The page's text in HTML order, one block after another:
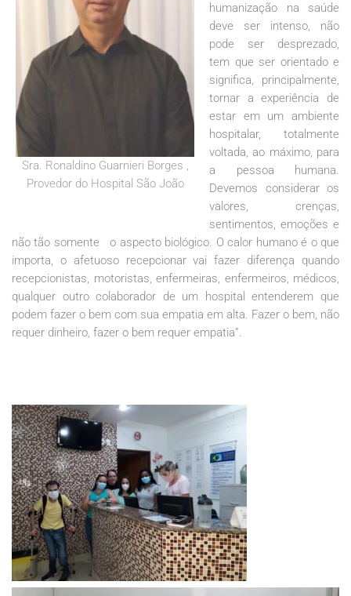
Sra. Ronaldino Guarnieri Borges ,
Provedor do Hospital São João
humanização na saúde
deve ser intenso, não
pode ser desprezado,
tem que ser orientado e
significa, principalmente,
tornar a experiência de
estar em um ambiente
hospitalar, totalmente
voltada, ao máximo, para
a pessoa humana.
Devemos considerar os
valores, crenças,
sentimentos, emoções e
não tão somente o aspecto biológico. O calor humano é o que
importa, o afetuoso recepcionar vai fazer diferença quando
recepcionistas, motoristas, enfermeiras, enfermeiros, médicos,
qualquer outro colaborador de um hospital entenderem que
podem fazer o bem com sua empatia em alta. Fazer o bem, não
requer dinheiro, fazer o bem requer empatia”.